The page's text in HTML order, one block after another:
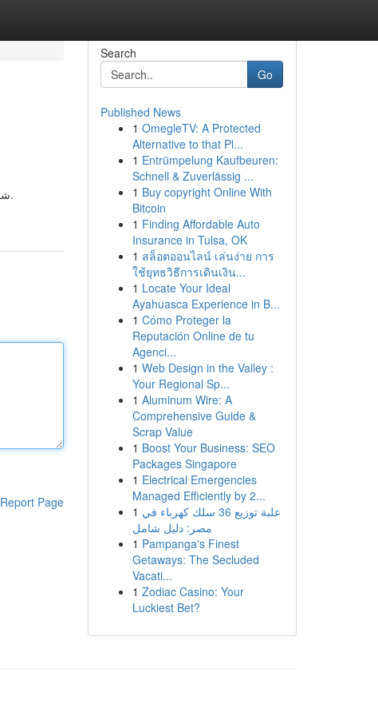
شركة فني تركيب سيراميك الكويت تقدم خدمة تركيب السيراميك والرخام بجودة استثنائية وأدوات حديثة لضمان الحصول على نتائج مثالية.
Report Page
Search
Go
Published News
1 OmegleTV: A Protected
Alternative to that Pl...
1 Entrümpelung Kaufbeuren:
Schnell & Zuverlässig ...
1 Buy copyright Online With
Bitcoin
1 Finding Affordable Auto
Insurance in Tulsa, OK
1 สล็อตออนไลน์ เล่นง่าย การ
ใช้ยุทธวิธีการเดินเงิน...
1 Locate Your Ideal
Ayahuasca Experience in B...
1 Cómo Proteger la
Reputación Online de tu
Agenci...
1 Web Design in the Valley :
Your Regional Sp...
1 Aluminum Wire: A
Comprehensive Guide &
Scrap Value
1 Boost Your Business: SEO
Packages Singapore
1 Electrical Emergencies
Managed Efficiently by 2...
1 علبة توزيع 36 سلك كهرباء في
مصر: دليل شامل
1 Pampanga's Finest
Getaways: The Secluded
Vacati...
1 Zodiac Casino: Your
Luckiest Bet?